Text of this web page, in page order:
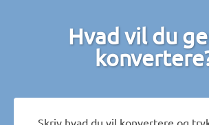
Hvad vil du
Skriv hvad du vil konvertere og